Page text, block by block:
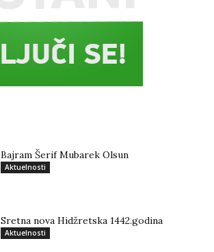
Bajram Šerif Mubarek Olsun
Aktuelnosti
Sretna nova Hidžretska 1442.godina
Aktuelnosti